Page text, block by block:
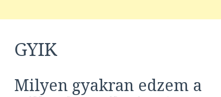
GYIK
Milyen gyakran edzem a